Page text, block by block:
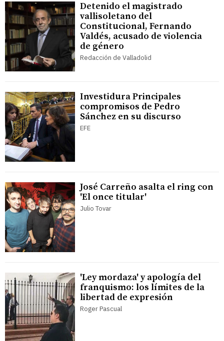
Detenido el magistrado
vallisoletano del
Constitucional, Fernando
Valdés, acusado de violencia
de género
Redacción de Valladolid
Investidura Principales
compromisos de Pedro
Sánchez en su discurso
EFE
José Carreño asalta el ring con
'El once titular'
Julio Tovar
'Ley mordaza' y apología del
franquismo: los límites de la
libertad de expresión
Roger Pascual